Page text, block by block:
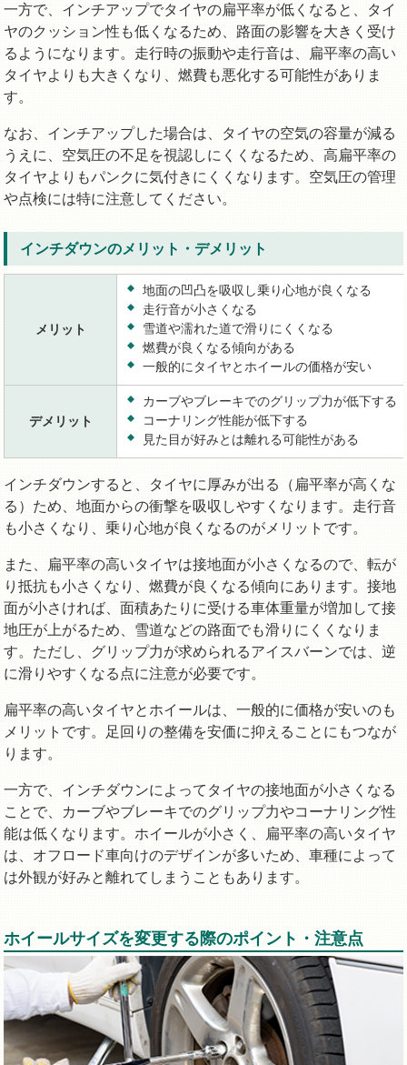
一方で、インチアップでタイヤの扁平率が低くなると、タイ
ヤのクッション性も低くなるため、路面の影響を大きく受け
るようになります。走行時の振動や走行音は、扁平率の高い
タイヤよりも大きくなり、燃費も悪化する可能性がありま
す。
なお、インチアップした場合は、タイヤの空気の容量が減る
うえに、空気圧の不足を視認しにくくなるため、高扁平率の
タイヤよりもパンクに気付きにくくなります。空気圧の管理
や点検には特に注意してください。
インチダウンのメリット・デメリット
メリット
地面の凹凸を吸収し乗り心地が良くなる
走行音が小さくなる
雪道や濡れた道で滑りにくくなる
燃費が良くなる傾向がある
一般的にタイヤとホイールの価格が安い
デメリット
カーブやブレーキでのグリップ力が低下する
コーナリング性能が低下する
見た目が好みとは離れる可能性がある
インチダウンすると、タイヤに厚みが出る（扁平率が高くな
る）ため、地面からの衝撃を吸収しやすくなります。走行音
も小さくなり、乗り心地が良くなるのがメリットです。
また、扁平率の高いタイヤは接地面が小さくなるので、転が
り抵抗も小さくなり、燃費が良くなる傾向にあります。接地
面が小さければ、面積あたりに受ける車体重量が増加して接
地圧が上がるため、雪道などの路面でも滑りにくくなりま
す。ただし、グリップ力が求められるアイスバーンでは、逆
に滑りやすくなる点に注意が必要です。
扁平率の高いタイヤとホイールは、一般的に価格が安いのも
メリットです。足回りの整備を安価に抑えることにもつなが
ります。
一方で、インチダウンによってタイヤの接地面が小さくなる
ことで、カーブやブレーキでのグリップ力やコーナリング性
能は低くなります。ホイールが小さく、扁平率の高いタイヤ
は、オフロード車向けのデザインが多いため、車種によって
は外観が好みと離れてしまうこともあります。
ホイールサイズを変更する際のポイント・注意点